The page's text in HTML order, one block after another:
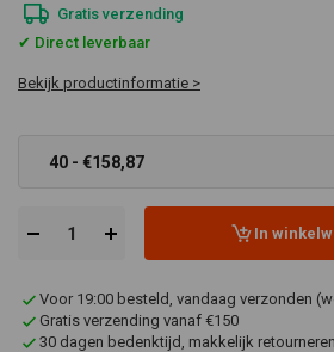
Gratis verzending
✔ Direct leverbaar
Bekijk productinformatie >
40 - €158,87
In
Voor 19:00 besteld, vandaag verzonden
Gratis verzending vanaf €150
30 dagen bedenktijd, makkelijk retourneren